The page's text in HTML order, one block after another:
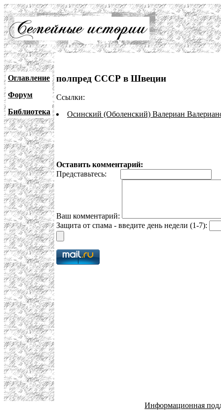
Оглавление
Форум
Библиотека
полпред СССР в Швеции
Ссылки:
Осинский (Оболенский) Валериан
Оставить комментарий:
Представьтесь:
Ваш комментарий:
Защита от спама - введите день недели (1-7):
Информационная